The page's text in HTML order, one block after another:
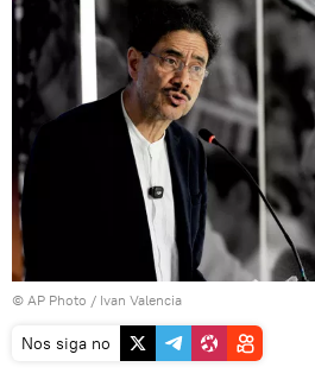
© AP Photo / Ivan Valencia
Nos siga no